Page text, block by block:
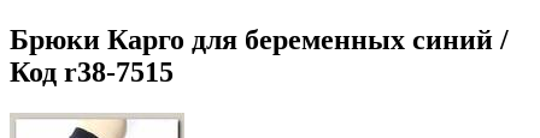
Брюки Карго для беременных синий /
Код r38-7515